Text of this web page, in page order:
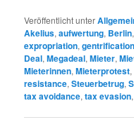
Veröffentlicht unter
Akelius,aufwertung, Berlin
expropriation,gentrification
Deal,Megadeal,Mieter,
Mieterinnen,Mieterprotest,
resistance,Steuerbetrug,
tax avoidance,tax evasion